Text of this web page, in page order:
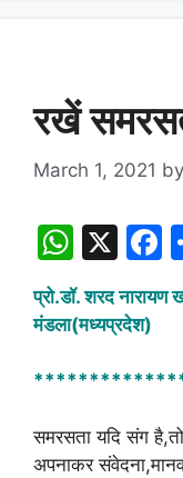
रखें
March 1, 2021 by
W
h
at
s
A
p
X
F
c
b
o
o
प्रो.डॉ. शरद नारायण
मंडला(मध्यप्रदेश)
समरसता यदि संग
अपनाकर